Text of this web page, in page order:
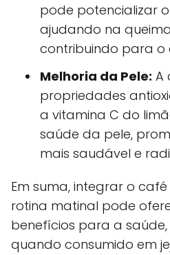
pode potencializar
ajudando na
contribuindo para o
Melhoria da Pele: A
propriedades
a vitamina C do
saúde da pele,
mais saudável e
Em suma, integrar o
rotina matinal pode
benefícios para a
quando consumido em